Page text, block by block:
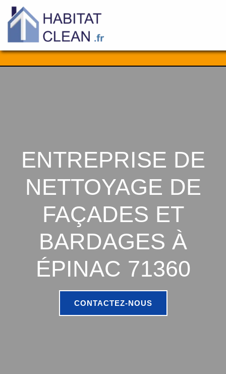
Aller
ENTREPRISE DE
NETTOYAGE DE
FAÇADES ET
BARDAGES À
ÉPINAC 71360
CONTACTEZ-NOUS